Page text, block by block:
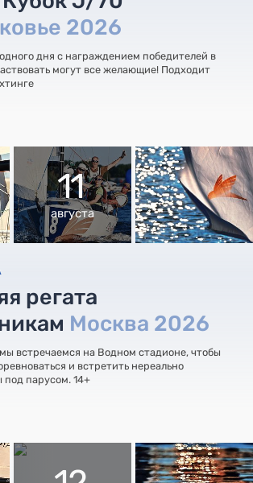
2026
дня с награждением победителей в
могут все желающие! Подходит
11
августа
регата
Москва 2026
встречаемся на Водном стадионе, чтобы
и встретить нереально
под парусом. 14+